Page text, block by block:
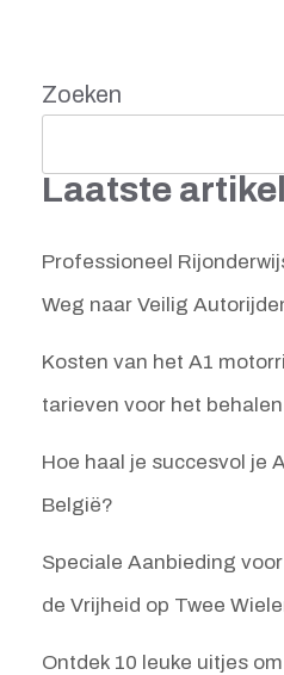
Zoeken
Laatste
Professioneel
Weg naar Veilig
Kosten van het A1
tarieven voor het
Hoe haal je succesvol je
België?
Speciale Aanbieding
de Vrijheid op Twee
Ontdek 10 leuke uitjes